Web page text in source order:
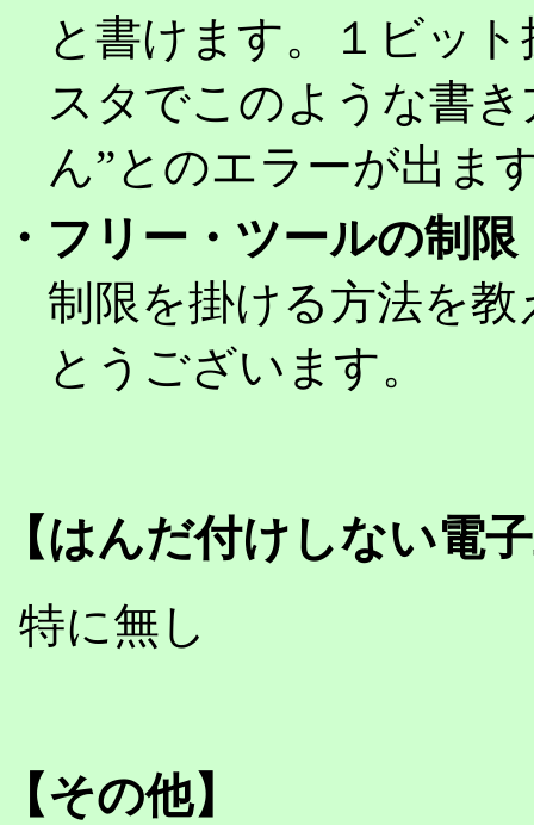
と書けます。１ビッ
スタでこのような書
ん”とのエラーが出ま
・フリー・ツールの制
制限を掛ける方法を
とうございます。
【はんだ付けしない電
特に無し
【その他】